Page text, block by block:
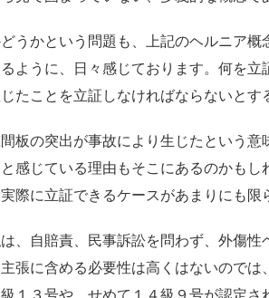
うかという問題も、上記のヘルニア概
ように、日々感じております。何を
たことを立証しなければならないとす
板の突出が事故により生じたという
感じている理由もそこにあるのかも
際に立証できるケースがあまりにも限
、自賠責、民事訴訟を問わず、外傷
張に含める必要性は高くはないので
１３号や、せめて１４級９号が認定